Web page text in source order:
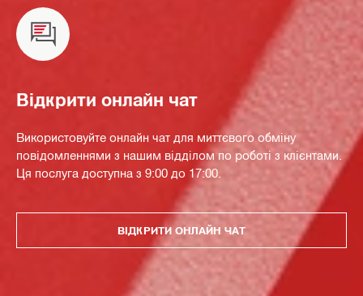
Відкрити онлайн чат
Використовуйте онлайн чат для миттєвого обміну
повідомленнями з нашим відділом по роботі з клієнтами.
Ця послуга доступна з 9:00 до 17:00.
ВІДКРИТИ ОНЛАЙН ЧАТ